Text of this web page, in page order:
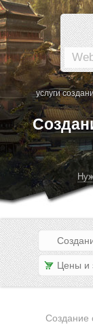
услуги
Цены и
Создание